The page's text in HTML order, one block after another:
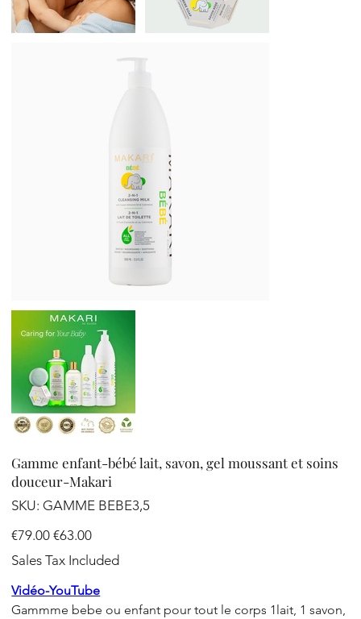
Gamme enfant-bébé lait, savon, gel moussant et soins
douceur-Makari
SKU: SKU
GAMME
GAMME BEBE3,5
Original
price
€79.00 Sale
price
€63.00
Sales Tax Included
Vidéo-YouTube
Gammme bebe ou enfant pour tout le corps 1lait, 1 savon,